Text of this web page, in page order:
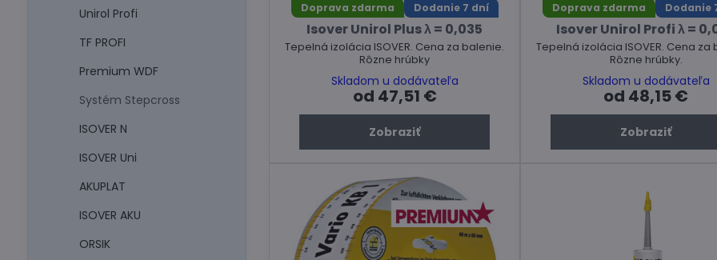
Doprava zdarma Dodanie 7 dní
Isover Unirol Plus λ = 0,035
Tepelná izolácia ISOVER. Cena za balenie.
Rôzne hrúbky
Skladom u dodávateľa
od 47,51 €
Zobraziť
Doprava zdarma Dodanie
Isover Unirol Profi λ =
Tepelná izolácia ISOVER. Cena za
Rôzne hrúbky.
Skladom u dodávateľa
od 48,15 €
Zobraziť
Unirol Profi
TF PROFI
Premium WDF
Systém Stepcross
ISOVER N
ISOVER Uni
AKUPLAT
ISOVER AKU
ORSIK